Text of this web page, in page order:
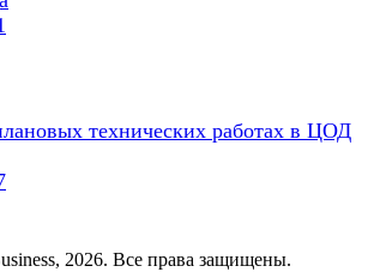
технических работах в ЦОД
2026. Все права защищены.